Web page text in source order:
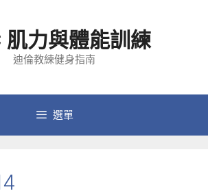
肌力與體能訓練
迪倫教練健身指南
選單